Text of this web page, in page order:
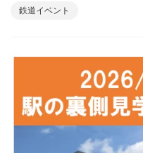
鉄道イベント